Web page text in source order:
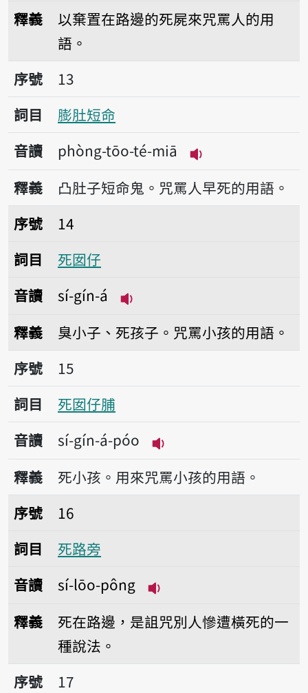
釋義
以棄置在路邊的死屍來咒罵人的用
語。
序號13膨肚短命
序號
13
詞目
膨肚短命
音讀
phòng-tōo-té-miā
播放音讀phòng-
釋義
凸肚子短命鬼。咒罵人早死的用語。
序號14死囡仔
序號
14
詞目
死囡仔
音讀
sí-gín-á
釋義
臭小子、死孩子。咒罵小孩的用語。
序號15死囡仔脯
序號
15
詞目
死囡仔脯
音讀
sí-gín-á-póo
播放音讀sí-gín-á-póo
釋義
死小孩。用來咒罵小孩的用語。
序號16死路旁
序號
16
詞目
死路旁
音讀
sí-lōo-pông
釋義
死在路邊，是詛咒別人慘遭橫死的一
種說法。
序號17鏨頭短命
序號
17